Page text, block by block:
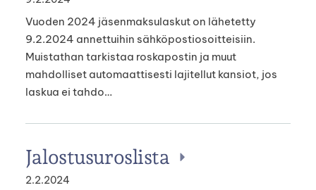
Vuoden 2024 jäsenmaksulaskut on lähetetty
9.2.2024 annettuihin sähköpostiosoitteisiin.
Muistathan tarkistaa roskapostin ja muut
mahdolliset automaattisesti lajitellut kansiot, jos
laskua ei tahdo…
Jalostusuroslista
2.2.2024